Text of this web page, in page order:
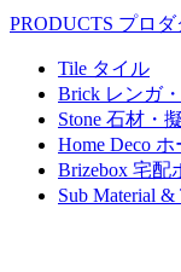
PRODUCTS プロダ
Tile タイル
Brick レンガ
Stone 石材・
Home Deco ホ
Brizebox 宅配
Sub Material &